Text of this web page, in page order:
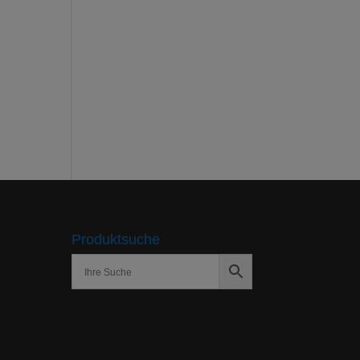
Produktsuche